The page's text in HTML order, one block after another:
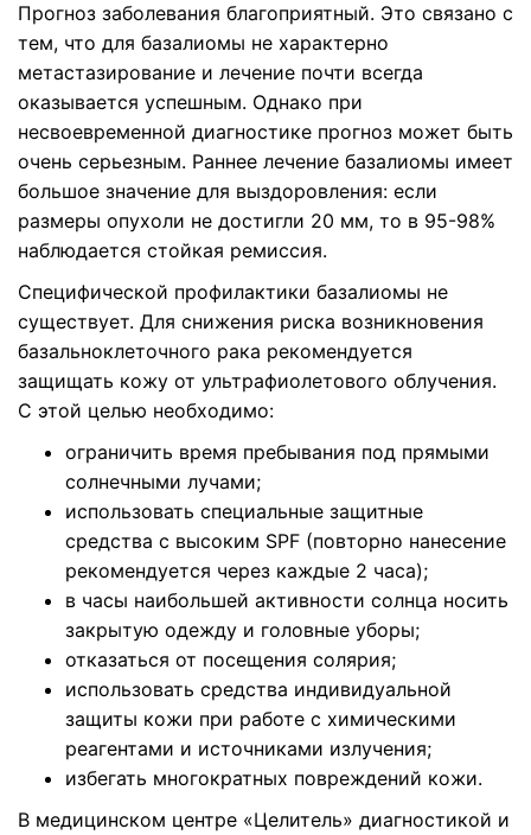
Прогноз заболевания благоприятный. Это связано с
тем, что для базалиомы не характерно
метастазирование и лечение почти всегда
оказывается успешным. Однако при
несвоевременной диагностике прогноз может быть
очень серьезным. Раннее лечение базалиомы имеет
большое значение для выздоровления: если
размеры опухоли не достигли 20 мм, то в 95-98%
наблюдается стойкая ремиссия.
Специфической профилактики базалиомы не
существует. Для снижения риска возникновения
базальноклеточного рака рекомендуется
защищать кожу от ультрафиолетового облучения.
С этой целью необходимо:
ограничить время пребывания под прямыми
солнечными лучами;
использовать специальные защитные
средства с высоким SPF (повторно нанесение
рекомендуется через каждые 2 часа);
в часы наибольшей активности солнца носить
закрытую одежду и головные уборы;
отказаться от посещения солярия;
использовать средства индивидуальной
защиты кожи при работе с химическими
реагентами и источниками излучения;
избегать многократных повреждений кожи.
В медицинском центре «Целитель» диагностикой и